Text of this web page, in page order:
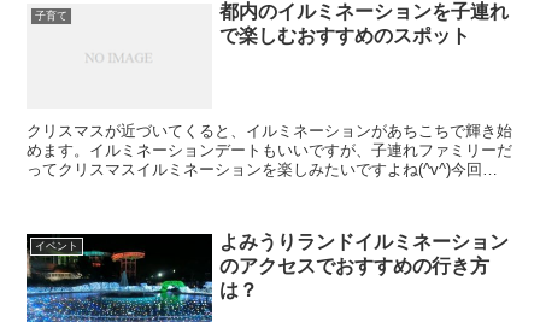
子育て
都内のイルミネーションを子連れ
で楽しむおすすめのスポット
クリスマスが近づいてくると、イルミネーションがあちこちで輝き始
めます。イルミネーションデートもいいですが、子連れファミリーだ
ってクリスマスイルミネーションを楽しみたいですよね(^v^)今回
イベント
よみうりランドイルミネーション
のアクセスでおすすめの行き方
は？